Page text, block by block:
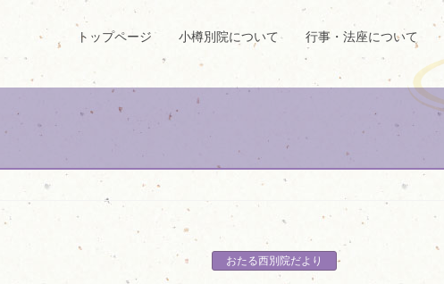
トップページ 小樽別院について 行事・法座について
おたる西別院だより